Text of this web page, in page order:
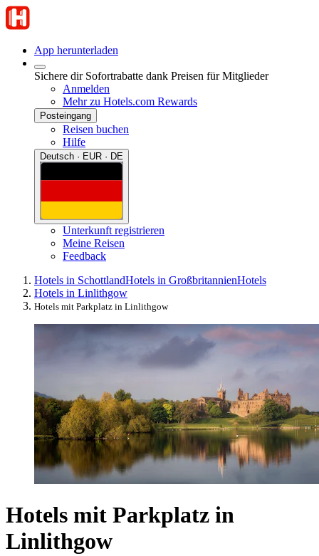
App herunterladen
Sichere dir Sofortrabatte dank Preisen für Mitglieder
Anmelden
Mehr zu Hotels.com Rewards
Posteingang
Reisen buchen
Hilfe
Deutsch · EUR · DE
Unterkunft registrieren
Meine Reisen
Feedback
Hotels in SchottlandHotels in GroßbritannienHotels
Hotels in Linlithgow
Hotels mit Parkplatz in Linlithgow
Hotels mit Parkplatz in
Linlithgow